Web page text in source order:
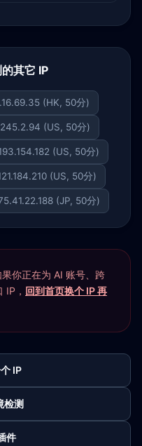
其它 IP
(HK, 50分)
(US, 50分)
(US, 50分)
(US, 50分)
(JP, 50分)
你正在为 AI 账号、跨
IP， 回到首页换个 IP 再
IP
检测
件